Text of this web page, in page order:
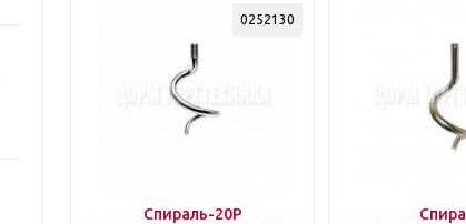
0252130
Спираль-20Р